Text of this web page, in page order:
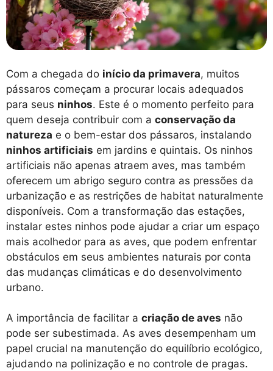
Com a chegada do início da primavera, muitos
pássaros começam a procurar locais adequados
para seus ninhos. Este é o momento perfeito para
quem deseja contribuir com a conservação da
natureza e o bem-estar dos pássaros, instalando
ninhos artificiais em jardins e quintais. Os ninhos
artificiais não apenas atraem aves, mas também
oferecem um abrigo seguro contra as pressões da
urbanização e as restrições de habitat naturalmente
disponíveis. Com a transformação das estações,
instalar estes ninhos pode ajudar a criar um espaço
mais acolhedor para as aves, que podem enfrentar
obstáculos em seus ambientes naturais por conta
das mudanças climáticas e do desenvolvimento
urbano.
A importância de facilitar a criação de aves não
pode ser subestimada. As aves desempenham um
papel crucial na manutenção do equilíbrio ecológico,
ajudando na polinização e no controle de pragas.